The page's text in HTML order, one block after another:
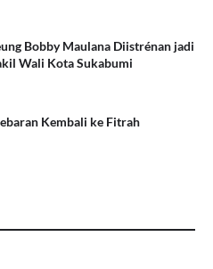
Bobby Maulana Diistrénan jadi
Wali Kota Sukabumi
Kembali ke Fitrah